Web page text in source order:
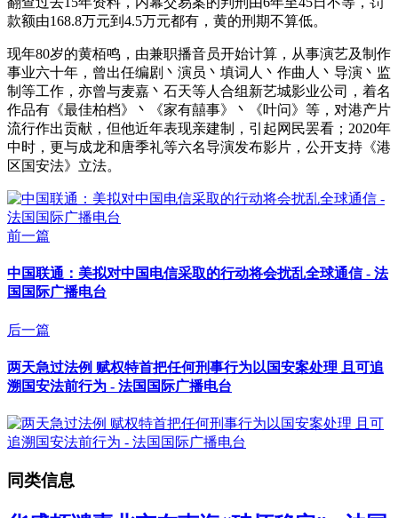
款额由168.8万元到4.5万元都有，黄的刑期不算低。
现年80岁的黄栢鸣，由兼职播音员开始计算，从事演艺及制作
事业六十年，曾出任编剧丶演员丶填词人丶作曲人丶导演丶监
制等工作，亦曾与麦嘉丶石天等人合组新艺城影业公司，着名
作品有《最佳柏档》丶《家有囍事》丶《叶问》等，对港产片
流行作出贡献，但他近年表现亲建制，引起网民罢看；2020年
中时，更与成龙和唐季礼等六名导演发布影片，公开支持《港
区国安法》立法。
前一篇
中国联通：美拟对中国电信采取的行动将会扰乱全球通信 - 法
国国际广播电台
后一篇
两天急过法例 赋权特首把任何刑事行为以国安案处理 且可追
溯国安法前行为 - 法国国际广播电台
同类信息